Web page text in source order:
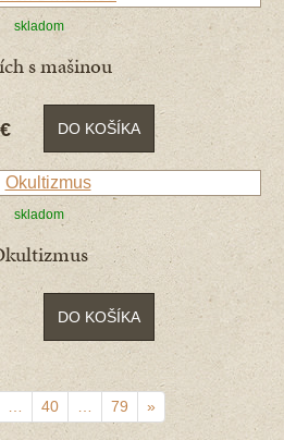
skladom
s mašinou
DO KOŠÍKA
skladom
DO KOŠÍKA
… 40 … 79 »